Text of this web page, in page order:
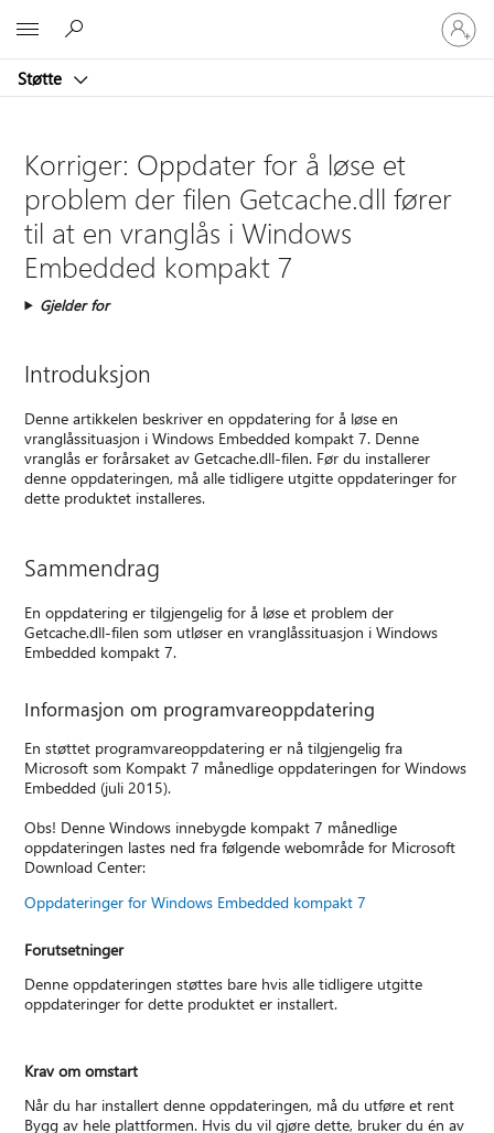
Støtte
Logg
på
kontoen
Korriger: Oppdater for å løse et
problem der filen Getcache.dll fører
til at en vranglås i Windows
Embedded kompakt 7
Gjelder for
Introduksjon
Denne artikkelen beskriver en oppdatering for å løse en
vranglåssituasjon i Windows Embedded kompakt 7. Denne
vranglås er forårsaket av Getcache.dll-filen. Før du installerer
denne oppdateringen, må alle tidligere utgitte oppdateringer for
dette produktet installeres.
Sammendrag
En oppdatering er tilgjengelig for å løse et problem der
Getcache.dll-filen som utløser en vranglåssituasjon i Windows
Embedded kompakt 7.
Informasjon om programvareoppdatering
En støttet programvareoppdatering er nå tilgjengelig fra
Microsoft som Kompakt 7 månedlige oppdateringen for Windows
Embedded (juli 2015).
Obs! Denne Windows innebygde kompakt 7 månedlige
oppdateringen lastes ned fra følgende webområde for Microsoft
Download Center:
Oppdateringer for Windows Embedded kompakt 7
Forutsetninger
Denne oppdateringen støttes bare hvis alle tidligere utgitte
oppdateringer for dette produktet er installert.
Krav om omstart
Når du har installert denne oppdateringen, må du utføre et rent
Bygg av hele plattformen. Hvis du vil gjøre dette, bruker du én av